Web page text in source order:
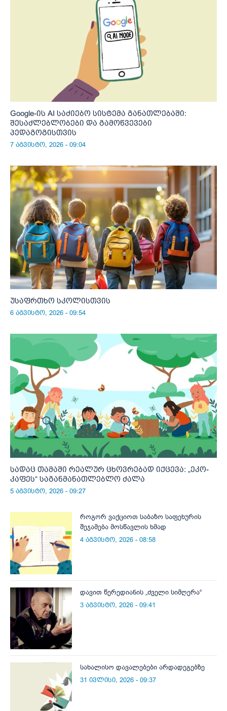
Google-ის AI საძიებო სისტემა განათლებაში:
შესაძლებლობები და გამოწვევები
პედაგოგისთვის
7 აგვისტო, 2026 - 09:04
უსაფრთხო სკოლისთვის
6 აგვისტო, 2026 - 09:54
სადაც თამაში რეალურ ცხოვრებად იქცევა: „ეკო-
კაფეს“ საგანმანათლებლო ძალა
5 აგვისტო, 2026 - 09:27
როგორ ვაქციოთ საბაზო საფეხურის
შეჯამება მოსწავლის ხმად
4 აგვისტო, 2026 - 08:58
დავით წერედიანის „ძველი სიმღერა“
3 აგვისტო, 2026 - 09:41
სახალისო დავალებები არდადეგებზე
31 ივლისი, 2026 - 09:37